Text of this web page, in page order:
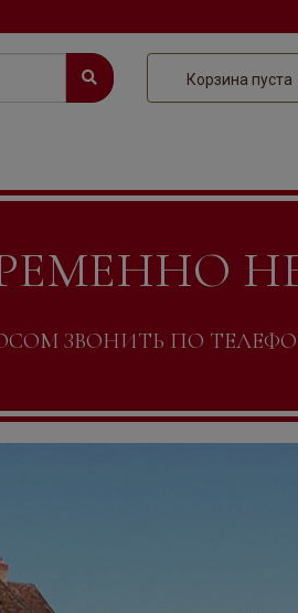
Корзина пуста
ЗВОНИТЬ ПО ТЕЛЕФОНУ